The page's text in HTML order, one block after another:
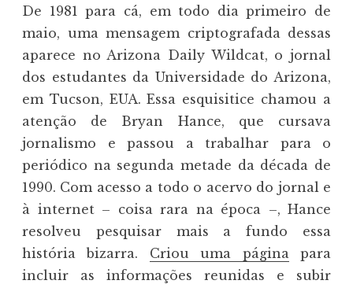
De 1981 para cá, em todo dia primeiro de
maio, uma mensagem criptografada dessas
aparece no Arizona Daily Wildcat, o jornal
dos estudantes da Universidade do Arizona,
em Tucson, EUA. Essa esquisitice chamou a
atenção de Bryan Hance, que cursava
jornalismo e passou a trabalhar para o
periódico na segunda metade da década de
1990. Com acesso a todo o acervo do jornal e
à internet – coisa rara na época –, Hance
resolveu pesquisar mais a fundo essa
história bizarra. Criou uma página para
incluir as informações reunidas e subir